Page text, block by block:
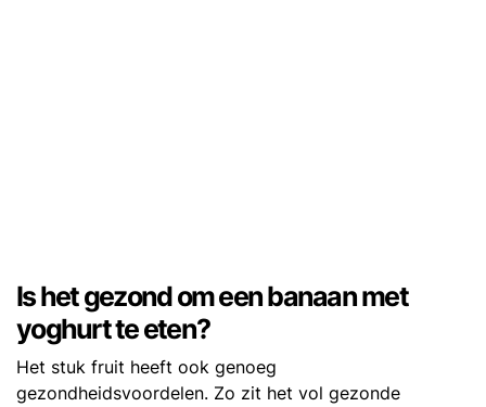
Is het gezond om een banaan met
yoghurt te eten?
Het stuk fruit heeft ook genoeg
gezondheidsvoordelen. Zo zit het vol gezonde